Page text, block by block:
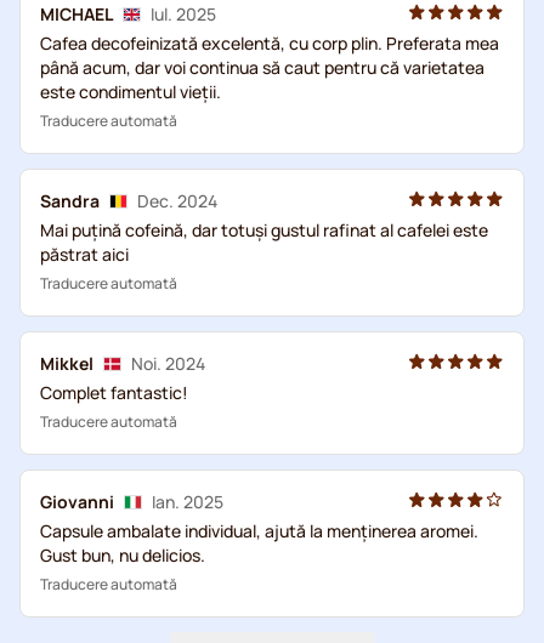
MICHAEL
Iul. 2025
Cafea decofeinizată excelentă, cu corp plin. Preferata mea
până acum, dar voi continua să caut pentru că varietatea
este condimentul vieţii.
Traducere automată
Sandra
Dec. 2024
Mai puțină cofeină, dar totuși gustul rafinat al cafelei este
păstrat aici
Traducere automată
Mikkel
Noi. 2024
Complet fantastic!
Traducere automată
Giovanni
Ian. 2025
Capsule ambalate individual, ajută la menținerea aromei.
Gust bun, nu delicios.
Traducere automată